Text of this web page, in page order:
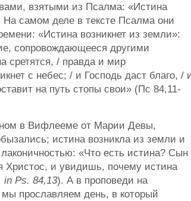
взятыми из Псалма: «Истина
На самом деле в тексте Псалма они
«Истина возникнет из земли»:
сопровождающееся другими
сретятся, / правда и мир
с небес; / и Господь даст благо, /
на путь стопы свои» (Пс 84,11-
в Вифлееме от Марии Девы,
истина возникла из земли и
«Что есть истина? Сын
Христос, и увидишь, почему истина
in Ps. 84,13). А в проповеди на
прославляем день, в который